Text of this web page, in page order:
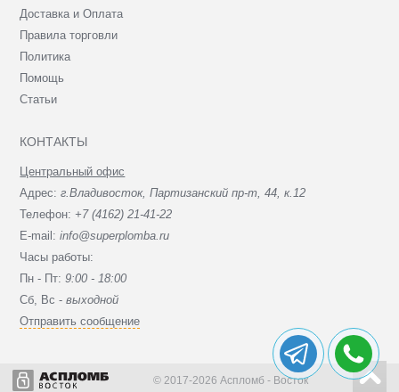
Доставка и Оплата
Правила торговли
Политика
Помощь
Статьи
КОНТАКТЫ
Центральный офис
Адрес:г.Владивосток, Партизанский пр-т, 44, к.12
Телефон: +7 (4162) 21-41-22
E-mail:info@superplomba.ru
Часы работы:
Пн - Пт:9:00 - 18:00
Сб, Вc -выходной
Отправить сообщение
© 2017-2026 Аспломб - Восток